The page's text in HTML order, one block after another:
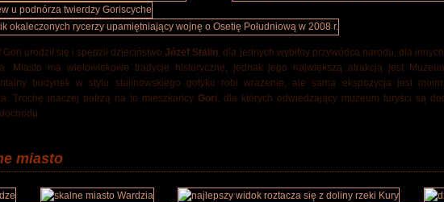
Gori urodził się i spędził dzieciństwoJózef Stalin, dla jednych wybitny przywódca narodu, dla
Miasto ma wielowiekowe tradycje historyczne, jednak jego największą atrakcją jest
budynek w stylu stalinowskiego gotyku robi wrażenie, ale sama ekspozycja jest
Trochę inaczej patrzą na to mieszkańcy Gori, dla których odwiedzający muzeum turyści są
miasto